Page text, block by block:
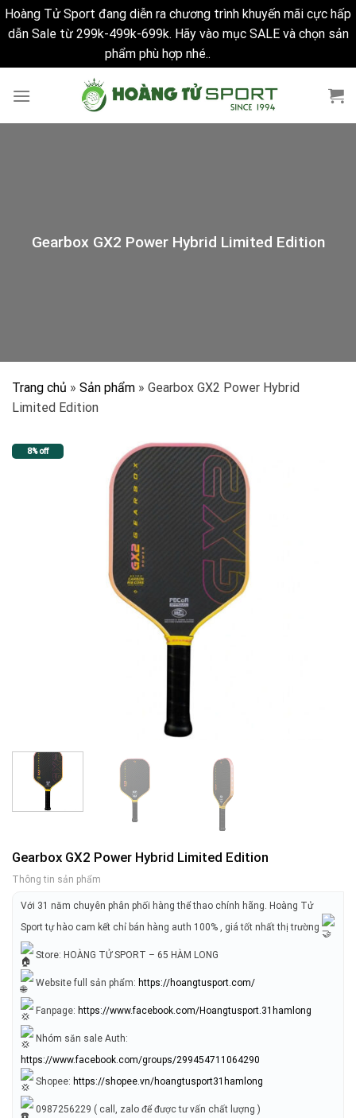
Hoàng Tử Sport đang diễn ra chương trình khuyến mãi cực hấp
dẫn Sale từ 299k-499k-699k. Hãy vào mục SALE và chọn sản
phẩm phù hợp nhé..
Gearbox GX2 Power Hybrid Limited Edition
Trang chủ » Sản phẩm » Gearbox GX2 Power Hybrid
Limited Edition
8% off
Gearbox GX2 Power Hybrid Limited Edition
Thông tin sản phẩm
Với 31 năm chuyên phân phối hàng thể thao chính hãng. Hoàng Tử
Sport tự hào cam kết chỉ bán hàng auth 100% , giá tốt nhất thị trường
Store: HOÀNG TỬ SPORT – 65 HÀM LONG
Website full sản phẩm: https://hoangtusport.com/
Fanpage: https://www.facebook.com/Hoangtusport.31hamlong
Nhóm săn sale Auth:
https://www.facebook.com/groups/299454711064290
Shopee: https://shopee.vn/hoangtusport31hamlong
0987256229 ( call, zalo để được tư vấn chất lượng )